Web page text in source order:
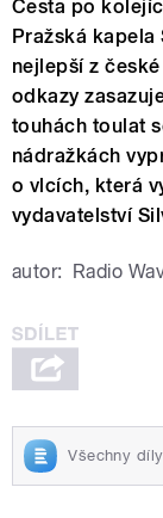
Cesta po
Pražská kapela
nejlepší z
odkazy
touhách toulat
nádražkách
o vlcích, která
vydavatelství
autor: Radio
Všechny